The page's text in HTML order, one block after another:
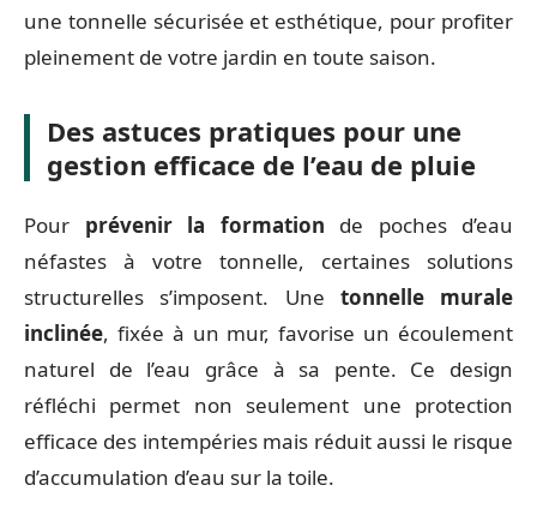
une tonnelle sécurisée et esthétique, pour profiter
pleinement de votre jardin en toute saison.
Des astuces pratiques pour une
gestion efficace de l’eau de pluie
Pour prévenir la formation de poches d’eau
néfastes à votre tonnelle, certaines solutions
structurelles s’imposent. Une tonnelle murale
inclinée, fixée à un mur, favorise un écoulement
naturel de l’eau grâce à sa pente. Ce design
réfléchi permet non seulement une protection
efficace des intempéries mais réduit aussi le risque
d’accumulation d’eau sur la toile.